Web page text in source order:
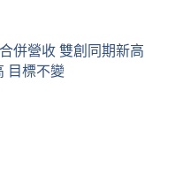
併營收 雙創同期新高
目標不變